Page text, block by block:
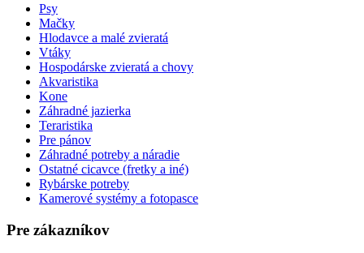
Psy
Mačky
Hlodavce a malé zvieratá
Vtáky
Hospodárske zvieratá a chovy
Akvaristika
Kone
Záhradné jazierka
Teraristika
Pre pánov
Záhradné potreby a náradie
Ostatné cicavce (fretky a iné)
Rybárske potreby
Kamerové systémy a fotopasce
Pre zákazníkov